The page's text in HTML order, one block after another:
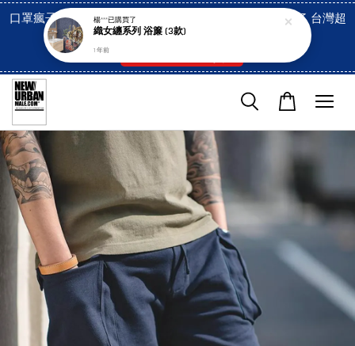
口罩瘋子官網, 放心訂購! 香港澳門信用卡付費已經開啓了 台灣超
市貨到付款也是!
楊***已購買了
織女纏系列 浴簾 (3款)
1 年前